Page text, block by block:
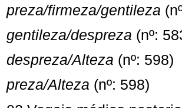
preza/firmeza/gentileza
gentileza/despreza (nº:
despreza/Alteza (nº: 598)
preza/Alteza (nº: 598)